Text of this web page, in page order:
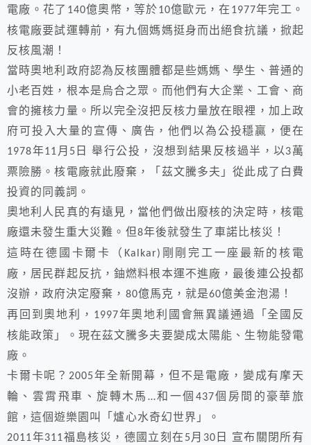
電廠。花了 140億奧幣，等於10億歐元，在 1977年完工。
核電廠要試運轉前，有九個媽媽挺身而出絕食抗議，掀起
反核風潮！
當時奧地利政府認為反核團體都是些媽媽、學生、普通的
小老百姓，根本是烏合之眾。而他們有大企業、工會、商
會的擁核力量。所以完全沒把反核力量放在眼裡，加上政
府可投入大量的宣傳、廣告，他們以為公投穩贏，便在
1978年11月 5日 舉行公投，沒想到結果反核過半，以3萬
票險勝。核電廠就此廢棄，「茲文騰多夫」從此成了白費
投資的同義詞。
奧地利人民真的有遠見，當他們做出廢核的決定時，核電
廠還未發生重大災難。但8年後就發生了車諾比核災！
這時在德國卡爾卡（ Kalkar) 剛剛完工一座最新的核電
廠，居民群起反抗，鈾燃料根本運不進廠，最後連公投都
沒辦，政府決定廢棄， 80億馬克，就是60億美金泡湯！
再回到奧地利， 1997年奧地利國會無異議通過「全國反
核能政策」。現在茲文騰多夫要變成太陽能、生物能發電
廠。
卡爾卡呢？2005年全新開幕，但不是電廠，變成有摩天
輪、雲霄飛車、旋轉木馬 …和一個 437個房間的豪華旅
館，這個遊樂園叫「爐心水奇幻世界」。
2011年311福島核災，德國立刻在 5月 30日 宣布關閉所有